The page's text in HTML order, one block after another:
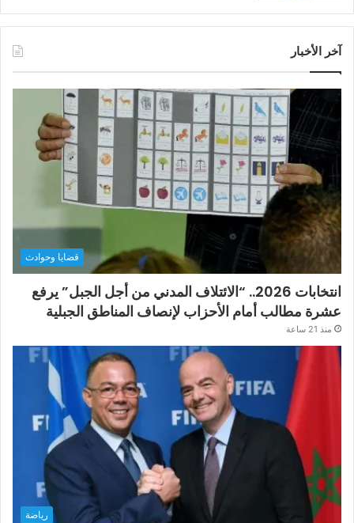
آخر الأخبار
قضايا وحوادث
انتخابات 2026.. “الائتلاف المدني من أجل الجبل” يرفع
عشرة مطالب أمام الأحزاب لإنصاف المناطق الجبلية
منذ 21 ساعة
رياضة